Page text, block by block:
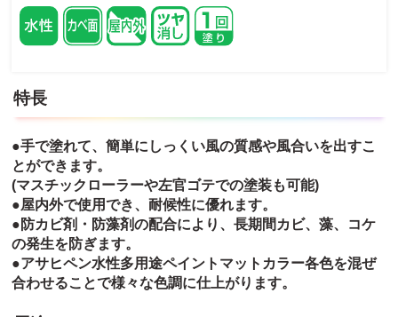
特長
●手で塗れて、簡単にしっくい風の質感や風合いを出すこ
とができます。
(マスチックローラーや左官ゴテでの塗装も可能)
●屋内外で使用でき、耐候性に優れます。
●防カビ剤・防藻剤の配合により、長期間カビ、藻、コケ
の発生を防ぎます。
●アサヒペン水性多用途ペイントマットカラー各色を混ぜ
合わせることで様々な色調に仕上がります。